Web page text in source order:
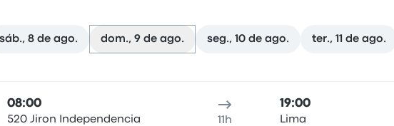
sáb., 8 de ago. dom., 9 de ago. seg., 10 de ago. ter., 11 de ago.
08:00
520 Jiron Independencia 11h
19:00
Lima